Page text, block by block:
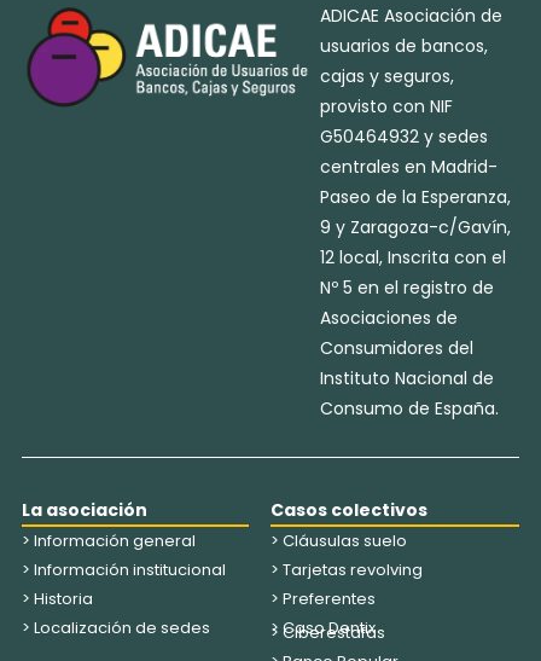
ADICAE Asociación de
usuarios de bancos,
cajas y seguros,
provisto con NIF
G50464932 y sedes
centrales en Madrid-
Paseo de la Esperanza,
9 y Zaragoza-c/Gavín,
12 local, Inscrita con el
Nº 5 en el registro de
Asociaciones de
Consumidores del
Instituto Nacional de
Consumo de España.
La asociación
> Información general
> Información institucional
> Historia
> Localización de sedes
Casos colectivos
> Cláusulas suelo
> Tarjetas revolving
> Preferentes
> Caso Dentix
> Ciberestafas